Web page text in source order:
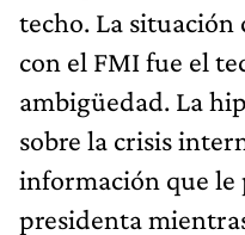
techo. La situación
con el FMI fue el
ambigüedad. La
sobre la crisis
información que le
presidenta